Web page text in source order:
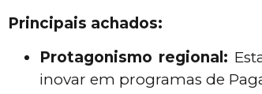
Principais achados:
Protagonismo regional:
inovar em programas de